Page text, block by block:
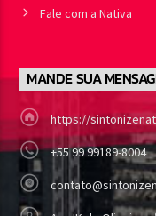
Fale com a Nativa
MANDE SUA
https://
+55 99 99189-8004